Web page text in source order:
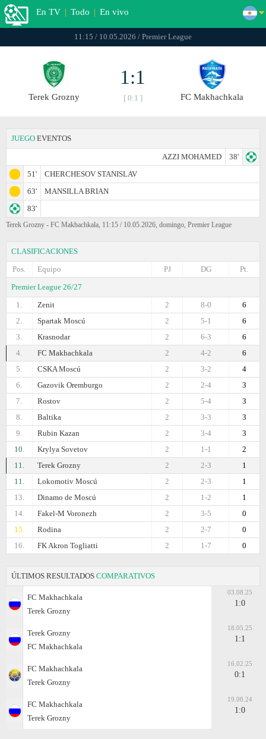
En TV | Todo | En vivo
11:15 / 10.05.2026 / Premier League
Terek Grozny
1:1
[ 0:1 ] FC Makhachkala
JUEGO EVENTOS
AZZI MOHAMED
38'
51'
CHERCHESOV STANISLAV
63'
MANSILLA BRIAN
83'
Terek Grozny - FC Makhachkala, 11:15 / 10.05.2026, domingo, Premier League
CLASIFICACIONES
Pos.
Equipo Pt.
DG
PJ
Premier League 26/27
1.
Zenit 6
8-0
2
2.
Spartak Moscú 6
5-1
2
3.
Krasnodar 6
6-3
2
4.
FC Makhachkala 6
4-2
2
5.
CSKA Moscú 4
3-2
2
6.
Gazovik Oremburgo 3
2-4
2
7.
Rostov 3
5-4
2
8.
Baltika 3
3-3
2
9.
Rubin Kazan 3
3-4
2
10.
Krylya Sovetov 2
1-1
2
11.
Terek Grozny 1
2-3
2
11.
Lokomotiv Moscú 1
2-3
2
13.
Dinamo de Moscú 1
1-2
2
14.
Fakel-M Voronezh 0
3-5
2
15.
Rodina 0
2-7
2
16.
FK Akron Togliatti 0
1-7
2
ÚLTIMOS RESULTADOS COMPARATIVOS
FC Makhachkala
Terek Grozny
03.08.25
1:0
Terek Grozny
FC Makhachkala
18.05.25
1:1
FC Makhachkala
Terek Grozny
16.02.25
0:1
FC Makhachkala
Terek Grozny
19.08.24
1:0